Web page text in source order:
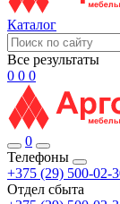
Каталог
Все результаты
0 0 0
0
Телефоны
+375 (29) 500-02-
Отдел сбыта